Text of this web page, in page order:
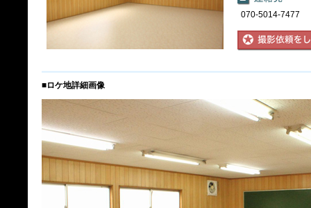
070-5014-7477
■ロケ地詳細画像